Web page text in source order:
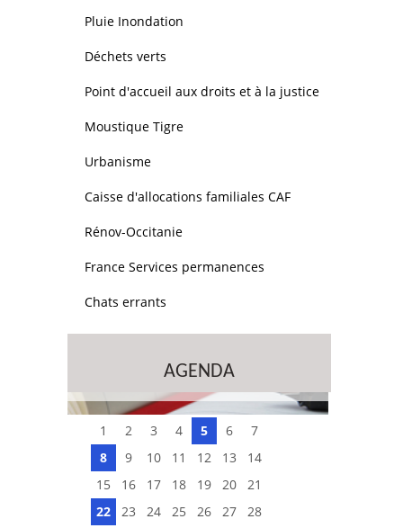
Pluie Inondation
Déchets verts
Point d'accueil aux droits et à la justice
Moustique Tigre
Urbanisme
Caisse d'allocations familiales CAF
Rénov-Occitanie
France Services permanences
Chats errants
AGENDA
1 2 3 4 5 6
7
8
9 10 11 12 13
14
15
16 17 18 19 20
21
22
23 24 25 26 27
28